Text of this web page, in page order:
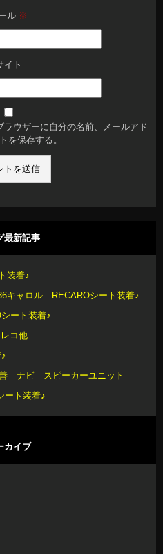
ル ※
イト
ウザーに自分の名前、メールアド
を保存する。
最新記事
装着♪
キャロル RECAROシート装着♪
ート装着♪
コ他
ナビ スピーカーユニット
ート装着♪
カイブ